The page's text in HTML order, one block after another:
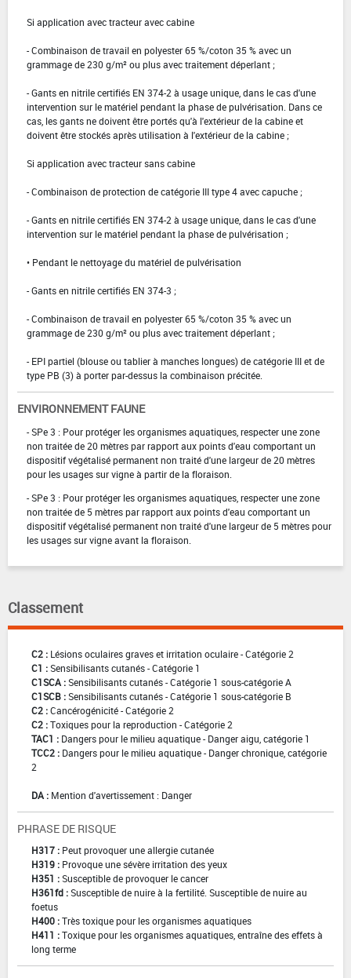
Si application avec tracteur avec cabine
- Combinaison de travail en polyester 65 %/coton 35 % avec un
grammage de 230 g/m² ou plus avec traitement déperlant ;
- Gants en nitrile certifiés EN 374-2 à usage unique, dans le cas d'une
intervention sur le matériel pendant la phase de pulvérisation. Dans ce
cas, les gants ne doivent être portés qu'à l'extérieur de la cabine et
doivent être stockés après utilisation à l'extérieur de la cabine ;
Si application avec tracteur sans cabine
- Combinaison de protection de catégorie III type 4 avec capuche ;
- Gants en nitrile certifiés EN 374-2 à usage unique, dans le cas d'une
intervention sur le matériel pendant la phase de pulvérisation ;
• Pendant le nettoyage du matériel de pulvérisation
- Gants en nitrile certifiés EN 374-3 ;
- Combinaison de travail en polyester 65 %/coton 35 % avec un
grammage de 230 g/m² ou plus avec traitement déperlant ;
- EPI partiel (blouse ou tablier à manches longues) de catégorie III et de
type PB (3) à porter par-dessus la combinaison précitée.
ENVIRONNEMENT FAUNE
- SPe 3 : Pour protéger les organismes aquatiques, respecter une zone
non traitée de 20 mètres par rapport aux points d'eau comportant un
dispositif végétalisé permanent non traité d'une largeur de 20 mètres
pour les usages sur vigne à partir de la floraison.
- SPe 3 : Pour protéger les organismes aquatiques, respecter une zone
non traitée de 5 mètres par rapport aux points d'eau comportant un
dispositif végétalisé permanent non traité d'une largeur de 5 mètres pour
les usages sur vigne avant la floraison.
Classement
C2 : Lésions oculaires graves et irritation oculaire - Catégorie 2
C1 :Sensibilisants cutanés - Catégorie 1
C1SCA :Sensibilisants cutanés - Catégorie 1 sous-catégorie A
C1SCB :Sensibilisants cutanés - Catégorie 1 sous-catégorie B
C2 :Cancérogénicité - Catégorie 2
C2 :Toxiques pour la reproduction - Catégorie 2
TAC1 : Dangers pour le milieu aquatique - Danger aigu, catégorie 1
TCC2 : Dangers pour le milieu aquatique - Danger chronique, catégorie
2
DA : Mention d'avertissement : Danger
PHRASE DE RISQUE
H317 : Peut provoquer une allergie cutanée
H319 : Provoque une sévère irritation des yeux
H351 :Susceptible de provoquer le cancer
H361fd :Susceptible de nuire à la fertilité. Susceptible de nuire au
foetus
H400 :Très toxique pour les organismes aquatiques
H411 :Toxique pour les organismes aquatiques, entraîne des effets à
long terme